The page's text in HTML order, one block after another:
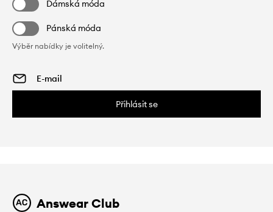
Dámská móda
Pánská móda
Výběr nabídky je volitelný.
Přihlásit se
Answear Club